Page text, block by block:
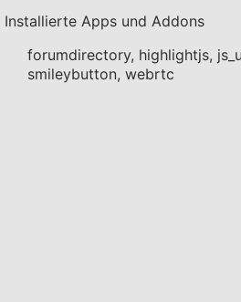
Installierte Apps und Addons
forumdirectory, highlightjs,
smileybutton, webrtc